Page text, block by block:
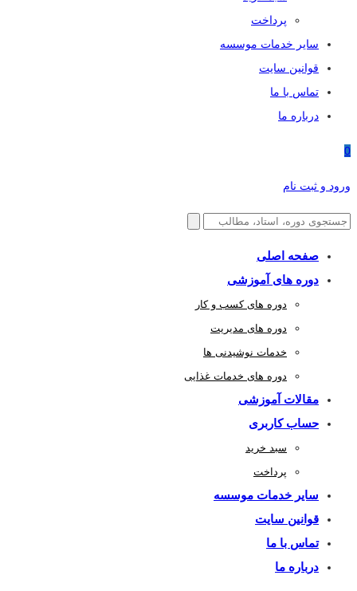
پرداخت
سایر خدمات موسسه
قوانین سایت
تماس با ما
درباره ما
0
ورود و ثبت نام
صفحه اصلی
دوره های آموزشی
دوره های کسب و کار
دوره های مدیریت
خدمات نوشیدنی ها
دوره های خدمات غذایی
مقالات آموزشی
حساب کاربری
سبد خرید
پرداخت
سایر خدمات موسسه
قوانین سایت
تماس با ما
درباره ما